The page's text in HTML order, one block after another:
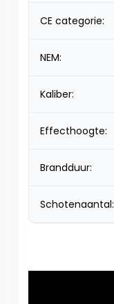
CE categorie:
NEM:
Kaliber:
Effecthoogte:
Brandduur:
Schotenaantal: